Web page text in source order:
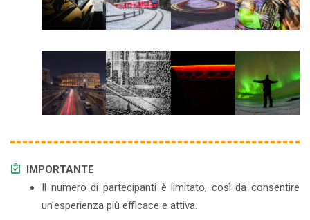
IMPORTANTE
Il numero di partecipanti è limitato, così da consentire
un’esperienza più efficace e attiva.